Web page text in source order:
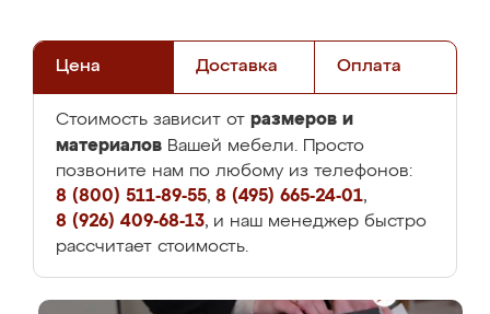
Цена Доставка Оплата
Стоимость зависит от размеров и
материалов Вашей мебели. Просто
позвоните нам по любому из телефонов:
8 (800) 511-89-55, 8 (495) 665-24-01,
8 (926) 409-68-13, и наш менеджер быстро
рассчитает стоимость.